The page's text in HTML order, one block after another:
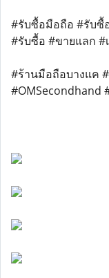
#รับซื้อมือถือ #รับซื้
#รับซื้อ #ขายแลก
#ร้านมือถือบางแค
#OMSecondhand